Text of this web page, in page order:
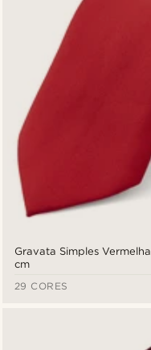
Gravata Simples
cm
29 CORES